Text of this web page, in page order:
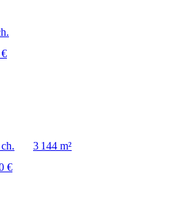
3 144 m²
€